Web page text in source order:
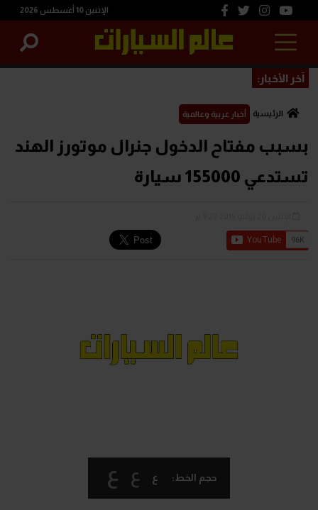
الإثنين 10 أغسطس 2026
آخر الأخبار:
الرئيسية أخبار عربية وعالمية
بسبب مفتاح الدخول جنرال موتورز الهند
تستدعي 155000 سيارة
حجم الخط: ع ع ع